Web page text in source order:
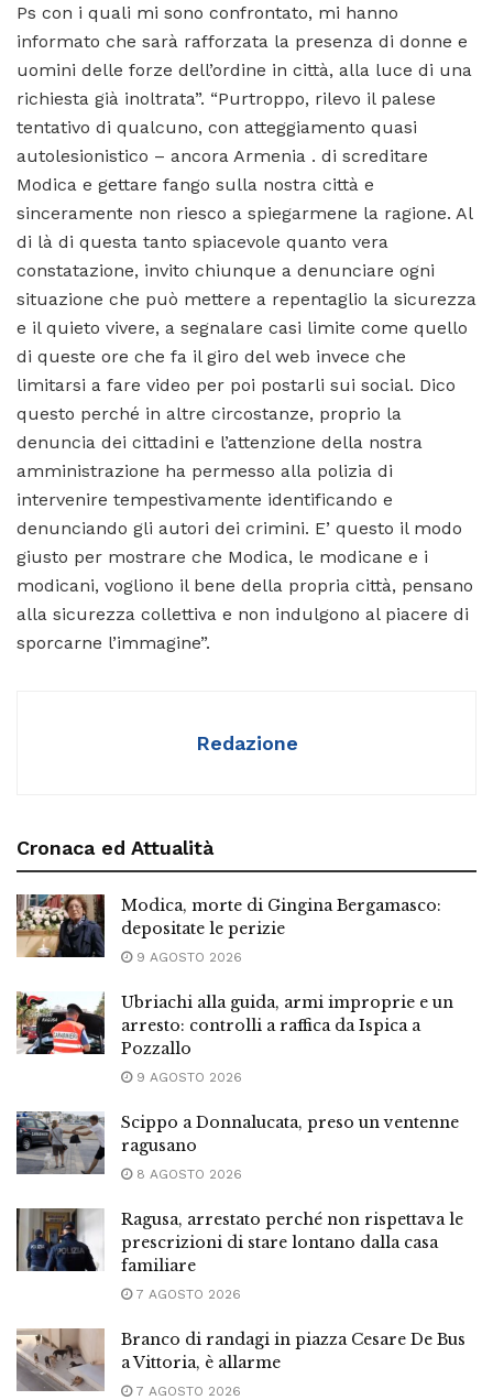
Ps con i quali mi sono confrontato, mi hanno
informato che sarà rafforzata la presenza di donne e
uomini delle forze dell’ordine in città, alla luce di una
richiesta già inoltrata”. “Purtroppo, rilevo il palese
tentativo di qualcuno, con atteggiamento quasi
autolesionistico – ancora Armenia . di screditare
Modica e gettare fango sulla nostra città e
sinceramente non riesco a spiegarmene la ragione. Al
di là di questa tanto spiacevole quanto vera
constatazione, invito chiunque a denunciare ogni
situazione che può mettere a repentaglio la sicurezza
e il quieto vivere, a segnalare casi limite come quello
di queste ore che fa il giro del web invece che
limitarsi a fare video per poi postarli sui social. Dico
questo perché in altre circostanze, proprio la
denuncia dei cittadini e l’attenzione della nostra
amministrazione ha permesso alla polizia di
intervenire tempestivamente identificando e
denunciando gli autori dei crimini. E’ questo il modo
giusto per mostrare che Modica, le modicane e i
modicani, vogliono il bene della propria città, pensano
alla sicurezza collettiva e non indulgono al piacere di
sporcarne l’immagine”.
Redazione
Cronaca ed Attualità
Modica, morte di Gingina Bergamasco:
depositate le perizie
9 AGOSTO 2026
Ubriachi alla guida, armi improprie e un
arresto: controlli a raffica da Ispica a
Pozzallo
9 AGOSTO 2026
Scippo a Donnalucata, preso un ventenne
ragusano
8 AGOSTO 2026
Ragusa, arrestato perché non rispettava le
prescrizioni di stare lontano dalla casa
familiare
7 AGOSTO 2026
Branco di randagi in piazza Cesare De Bus
a Vittoria, è allarme
7 AGOSTO 2026